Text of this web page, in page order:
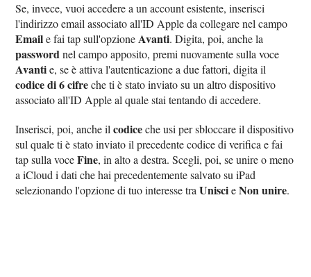
Se, invece, vuoi accedere a un account esistente, inserisci
l'indirizzo email associato all'ID Apple da collegare nel campo
Emaile fai tap sull'opzione Avanti. Digita, poi, anche la
passwordnel campo apposito, premi nuovamente sulla voce
Avantie, se è attiva l'autenticazione a due fattori, digita il
codice di 6 cifreche ti è stato inviato su un altro dispositivo
associato all'ID Apple al quale stai tentando di accedere.
Inserisci, poi, anche ilcodiceche usi per sbloccare il dispositivo
sul quale ti è stato inviato il precedente codice di verifica e fai
tap sulla voceFine, in alto a destra. Scegli, poi, se unire o meno
a iCloud i dati che hai precedentemente salvato su iPad
selezionando l'opzione di tuo interesse traUniscieNon unire.